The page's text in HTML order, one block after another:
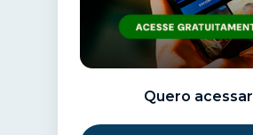
Quero acessar